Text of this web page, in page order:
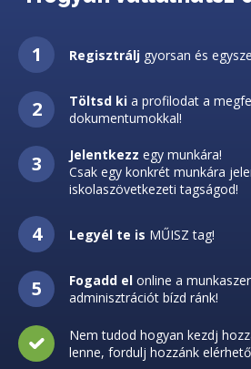
Regisztrálj gyorsan és
Töltsd ki a profilodat a
dokumentumokkal!
Jelentkezz egy munkára!
Csak egy konkrét munkára
iskolaszövetkezeti tagságod!
Legyél te is MŰISZ tag!
Fogadd el online a
adminisztrációt bízd ránk!
Nem tudod hogyan kezdj
lenne, fordulj hozzánk